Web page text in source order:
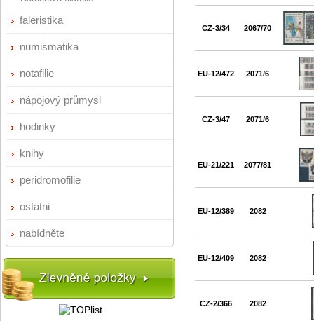
faleristika
numismatika
notafilie
nápojový průmysl
hodinky
knihy
peridromofilie
ostatni
nabídněte
CZ-3/34 2067/70
EU-12/472 2071/6
CZ-3/47 2071/6
EU-21/221 2077/81
EU-12/389 2082
EU-12/409 2082
CZ-2/366 2082